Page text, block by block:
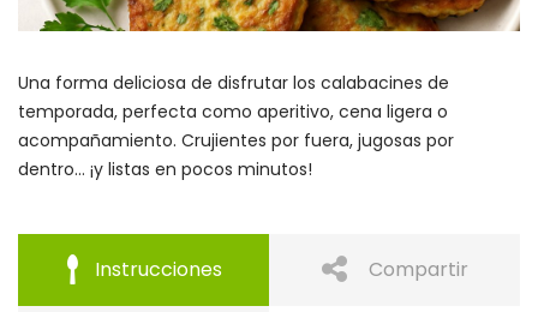
Una forma deliciosa de disfrutar los calabacines de
temporada, perfecta como aperitivo, cena ligera o
acompañamiento. Crujientes por fuera, jugosas por
dentro… ¡y listas en pocos minutos!
Instrucciones Compartir